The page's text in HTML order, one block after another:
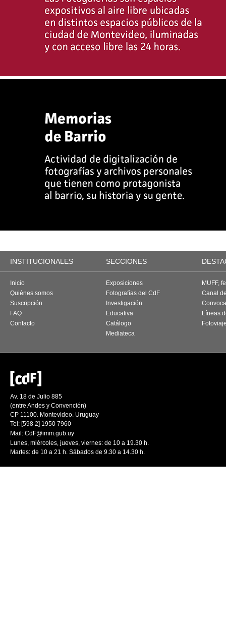
INSTITUCIONALES SECCIONES
Inicio
Quiénes somos
Suscripción
FAQ
Contacto
Exposiciones
Fotografías del CdF
Investigación
Educativa
Catálogo
Mediateca
MUFF,
Canal
Líneas
Av. 18 de Julio 885
(entre Andes y Convención)
CP 11100. Montevideo. Uruguay
Tel: [598 2] 1950 7960
Mail: CdF@imm.gub.uy
Lunes, miércoles, jueves, viernes: de 10 a 19.30 h.
Martes: de 10 a 21 h. Sábados de 9.30 a 14.30 h.